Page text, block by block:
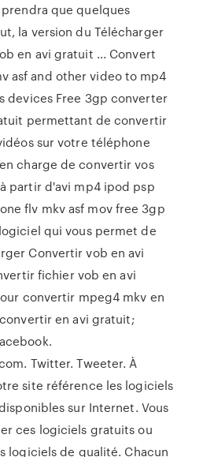
que quelques
la version du Télécharger
en avi gratuit ... Convert
asf and other video to mp4
devices Free 3gp converter
permettant de convertir
sur votre téléphone
charge de convertir vos
partir d'avi mp4 ipod psp
flv mkv asf mov free 3gp
qui vous permet de
Convertir vob en avi
fichier vob en avi
convertir mpeg4 mkv en
en avi gratuit;
Twitter. Tweeter. À
site référence les logiciels
sur Internet. Vous
ces logiciels gratuits ou
logiciels de qualité. Chacun